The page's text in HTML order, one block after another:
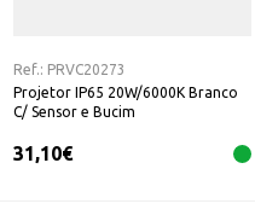
Ref.: PRVC20273
Projetor IP65 20W/6000K Branco
C/ Sensor e Bucim
31,10€